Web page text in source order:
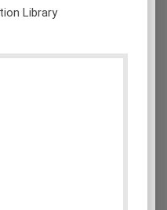
Library